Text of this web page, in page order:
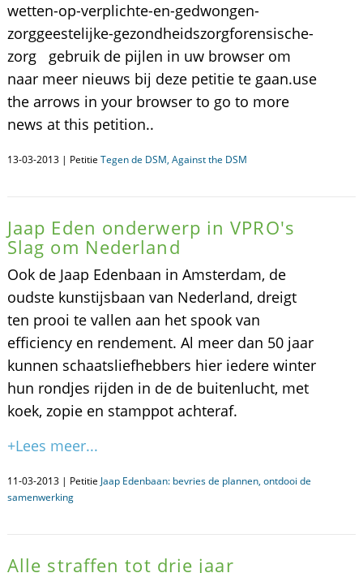
wetten-op-verplichte-en-gedwongen-
zorggeestelijke-gezondheidszorgforensische-
zorg gebruik de pijlen in uw browser om
naar meer nieuws bij deze petitie te gaan.use
the arrows in your browser to go to more
news at this petition..
13-03-2013 | Petitie Tegen de DSM, Against the DSM
Jaap Eden onderwerp in VPRO's
Slag om Nederland
Ook de Jaap Edenbaan in Amsterdam, de
oudste kunstijsbaan van Nederland, dreigt
ten prooi te vallen aan het spook van
efficiency en rendement. Al meer dan 50 jaar
kunnen schaatsliefhebbers hier iedere winter
hun rondjes rijden in de de buitenlucht, met
koek, zopie en stamppot achteraf.
+Lees meer...
11-03-2013 | Petitie Jaap Edenbaan: bevries de plannen, ontdooi de
samenwerking
Alle straffen tot drie jaar